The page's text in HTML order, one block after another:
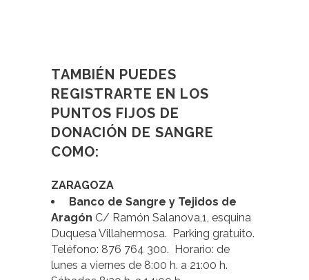
TAMBIÉN PUEDES
REGISTRARTE EN LOS
PUNTOS FIJOS DE
DONACIÓN DE SANGRE
COMO:
ZARAGOZA
Banco de Sangre y Tejidos de
Aragón C/ Ramón Salanova,1, esquina
Duquesa Villahermosa. Parking gratuito.
Teléfono: 876 764 300. Horario: de
lunes a viernes de 8:00 h. a 21:00 h.